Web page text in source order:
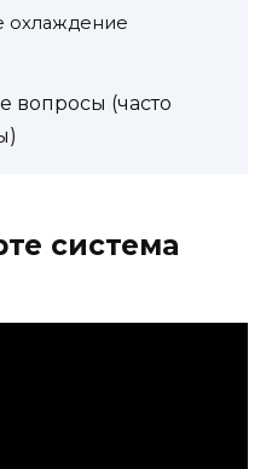
охлаждение
вопросы (часто
система